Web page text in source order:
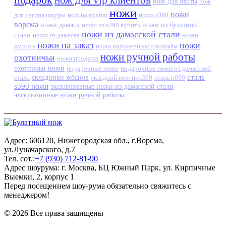
для снятия шкуры нож на кухню ножи ножи s390 ножи
ворсма ножи дамаск ножи из s390 купить ножи из булатной
стали ножи из дамаска ножи из дамасской стали ножи
купить ножи на заказ ножи наложенным платежём ножи
охотничьи ножи продажа ножи ручной работы
охотничьи ножи подарочные ножи подарочные ножи из дамасской
стали складники жбанов складной нож из s390 сталь n690 сталь
s390 ножи эксклюзивные ножи из дамасской стали
эксклюзивные ножи ручной работы
Адрес: 606120, Нижегородская обл., г.Ворсма,
ул.Луначарского, д.7
Тел. сот.:+7 (930) 712-81-90
Адрес шоурума: г. Москва, БЦ Южный Парк, ул. Кирпичные
Выемки, 2, корпус 1
Перед посещением шоу-рума обязательно свяжитесь с
менеджером!
© 2026 Все права защищены